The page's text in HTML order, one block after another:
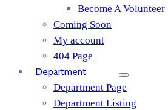
Become A Volunteer
Coming Soon
My account
404 Page
Department
Department Page
Department Listing